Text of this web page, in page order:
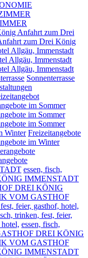
Anfahrt zum Drei
zum Drei König
Allgäu, Immenstadt
Allgäu, Immenstadt
Allgäu, Immenstadt
Sonnenterrasse
im Sommer
im Sommer
im Sommer
Winter Freizeitangebote
im Winter
essen, fisch,
IMMENSTADT
DREI KÖNIG
VOM GASTHOF
feier, gasthof, hotel,
trinken, fest, feier,
essen, fisch,
DREI KÖNIG
VOM GASTHOF
IMMENSTADT